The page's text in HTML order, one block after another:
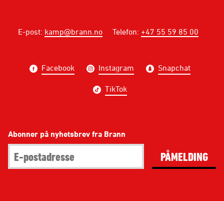
E-post: kamp@brann.no Telefon: +47 55 59 85 00
Facebook Instagram Snapchat
TikTok
Abonner på nyhetsbrev fra Brann
PÅMELDING